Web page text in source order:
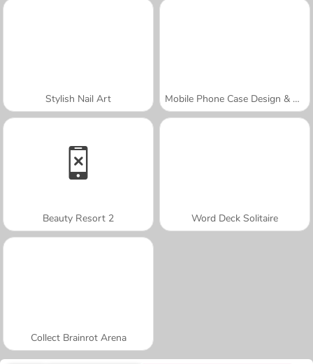
Stylish Nail Art Mobile Phone Case Design & DIY
Beauty Resort 2 Word Deck Solitaire
Collect Brainrot Arena